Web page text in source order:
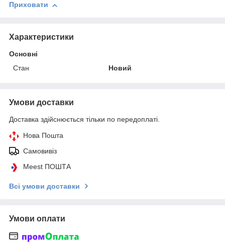
Приховати
Характеристики
Основні
Стан
Новий
Умови доставки
Доставка здійснюється тільки по передоплаті.
Нова Пошта
Самовивіз
Meest ПОШТА
Всі умови доставки
Умови оплати